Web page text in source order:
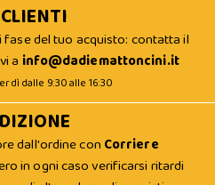
fase del tuo acquisto: contatta il
a info@dadiemattoncini.it
dalle 9:30 alle 16:30
dall'ordine con Corriere
in ogni caso verificarsi ritardi